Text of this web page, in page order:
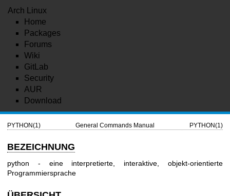
Arch Linux
Home
Packages
Forums
Wiki
GitLab
Security
AUR
Download
PYTHON(1) General Commands Manual PYTHON(1)
BEZEICHNUNG
python - eine interpretierte, interaktive, objekt-orientierte
Programmiersprache